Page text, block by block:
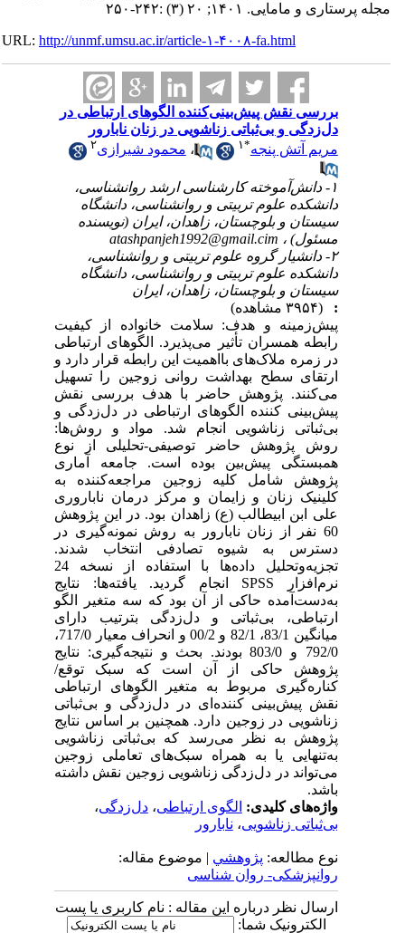
مجله پرستاری و مامایی. ۱۴۰۱; ۲۰ (۳) :۲۴۲-۲۵۰
URL:http://unmf.umsu.ac.ir/article-۱-۴۰۰۸-fa.html
بررسی نقش پیش‌بینی‌کننده الگوهای ارتباطی در
دل‌زدگی و بی‌ثباتی زناشویی در زنان نابارور
مریم آتش پنجه* ۱ ،محمود شیرازی۲
۱- دانش‌آموخته کارشناسی ارشد روانشناسی،
دانشکده علوم تربیتی و روانشناسی، دانشگاه
سیستان و بلوچستان، زاهدان، ایران (نویسنده
مسئول) ، atashpanjeh1992@gmail.cim
۲- دانشیار گروه علوم تربیتی و روانشناسی،
دانشکده علوم تربیتی و روانشناسی، دانشگاه
سیستان و بلوچستان، زاهدان، ایران
پیش‌زمینه و هدف: سلامت خانواده از کیفیت
رابطه همسران تأثیر می‌پذیرد. الگوهای ارتباطی
در زمره ملاک‌های بااهمیت این رابطه قرار دارد و
ارتقای سطح بهداشت روانی زوجین را تسهیل
می‌کنند. پژوهش حاضر با هدف بررسی نقش
پیش‌بینی کننده الگوهای ارتباطی در دل‌زدگی و
بی‌ثباتی زناشویی انجام شد. مواد و روش‌ها:
روش پژوهش حاضر توصیفی-تحلیلی از نوع
همبستگی پیش‌بین بوده است. جامعه آماری
پژوهش شامل کلیه زوجین مراجعه‌کننده به
کلینیک زنان و زایمان و مرکز درمان ناباروری
علی ابن ابیطالب (ع) زاهدان بود. در این پژوهش
60 نفر از زنان نابارور به روش نمونه‌گیری در
دسترس به شیوه تصادفی انتخاب شدند.
تجزیه‌وتحلیل داده‌ها با استفاده از نسخه 24
نرم‌افزار SPSS انجام گردید. یافته‌ها: نتایج
به‌دست‌آمده حاکی از آن بود که سه متغیر الگو
ارتباطی، بی‌ثباتی و دل‌زدگی بترتیب دارای
میانگین 83/1، 82/1 و 00/2 و انحراف معیار 717/0،
792/0 و 803/0 بودند. بحث و نتیجه‌گیری: نتایج
پژوهش حاکی از آن است که سبک توقع/
کناره‌گیری مربوط به متغیر الگوهای ارتباطی
نقش پیش‌بینی کننده‌ای در دل‌زدگی و بی‌ثباتی
زناشویی در زوجین دارد. همچنین بر اساس نتایج
پژوهش به نظر می‌رسد که بی‌ثباتی زناشویی
به‌تنهایی یا به همراه سبک‌های تعاملی زوجین
می‌تواند در دل‌زدگی زناشویی زوجین نقش داشته
باشد.
واژه‌های کلیدی:الگوی ارتباطی،دل‌زدگی،
بی‌ثباتی زناشویی،نابارور
نوع مطالعه:پژوهشي| موضوع مقاله:
روانپزشکی- روان شناسی
ارسال نظر درباره این مقاله : نام کاربری یا پست
الکترونیک شما: